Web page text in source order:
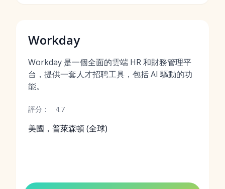
Workday
Workday 是一個全面的雲端 HR 和財務管理平
台，提供一套人才招聘工具，包括 AI 驅動的功
能。
評分： 4.7
美國，普萊森頓 (全球)